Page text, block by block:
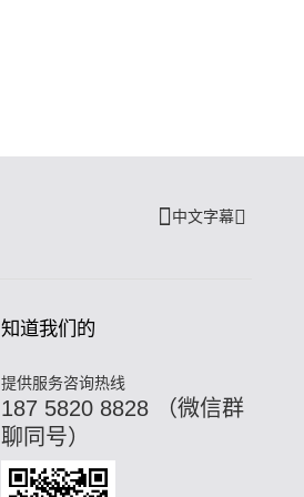
中文字幕
知道我们的
提供服务咨询热线
187 5820 8828 （微信群
聊同号）